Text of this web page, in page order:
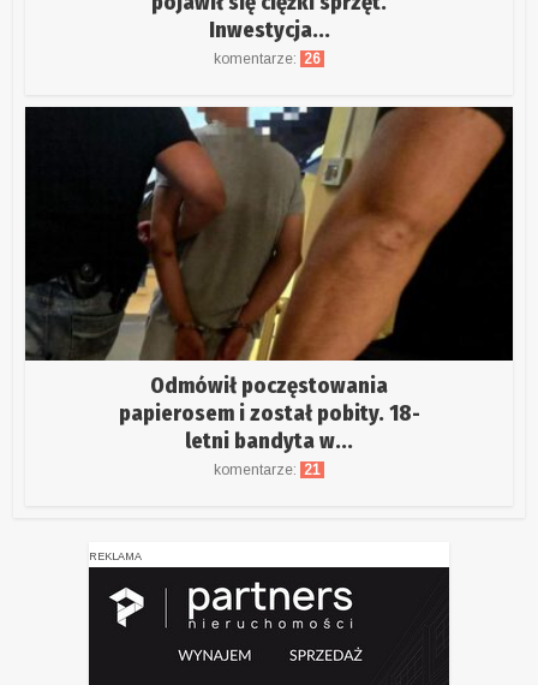
Inwestycja...
komentarze: 26
Odmówił poczęstowania
papierosem i został pobity. 18-
letni bandyta w...
komentarze: 21
REKLAMA